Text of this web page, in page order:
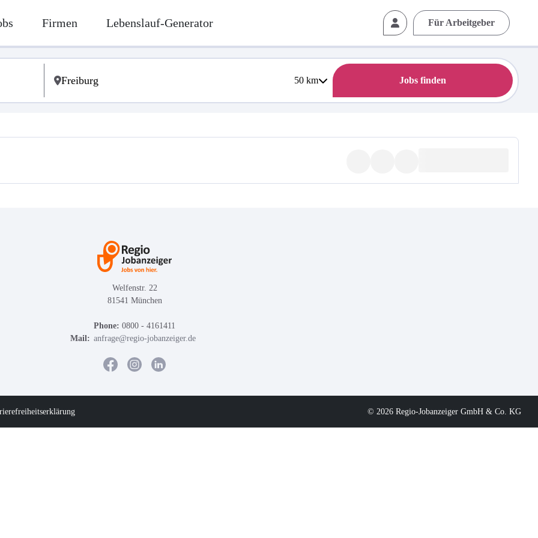
Firmen Lebenslauf-Generator Für Arbeitgeber
50km Jobs finden
Welfenstr. 22
81541 München
Phone: 0800 - 4161411
Mail: anfrage@regio-jobanzeiger.de
© 2026 Regio-Jobanzeiger GmbH & Co. KG